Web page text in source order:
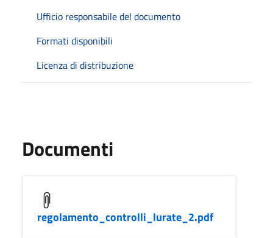
Ufficio responsabile del documento
Formati disponibili
Licenza di distribuzione
Documenti
regolamento_controlli_lurate_2.pdf